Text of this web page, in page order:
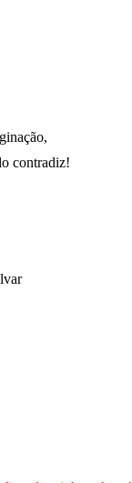
contradiz!